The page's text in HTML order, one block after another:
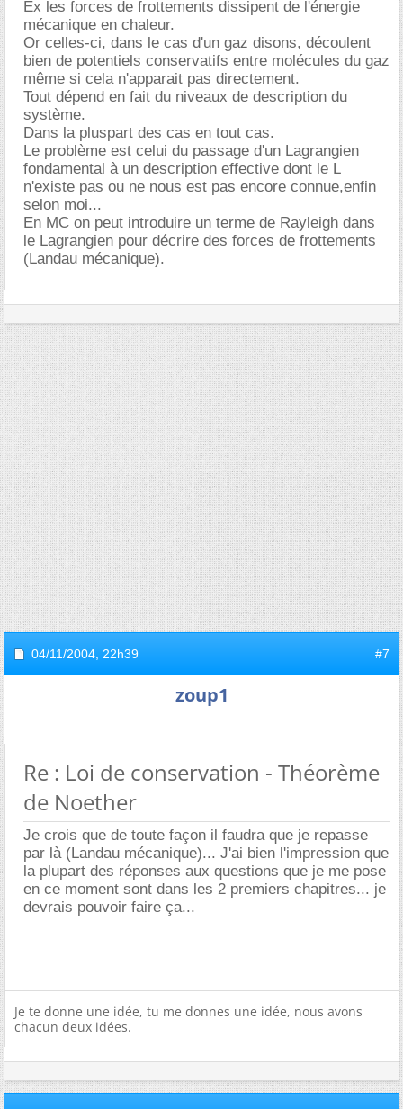
Ex les forces de frottements dissipent de l'énergie
mécanique en chaleur.
Or celles-ci, dans le cas d'un gaz disons, découlent
bien de potentiels conservatifs entre molécules du gaz
même si cela n'apparait pas directement.
Tout dépend en fait du niveaux de description du
système.
Dans la pluspart des cas en tout cas.
Le problème est celui du passage d'un Lagrangien
fondamental à un description effective dont le L
n'existe pas ou ne nous est pas encore connue,enfin
selon moi...
En MC on peut introduire un terme de Rayleigh dans
le Lagrangien pour décrire des forces de frottements
(Landau mécanique).
04/11/2004, 22h39 #7
zoup1
Re : Loi de conservation - Théorème
de Noether
Je crois que de toute façon il faudra que je repasse
par là (Landau mécanique)... J'ai bien l'impression que
la plupart des réponses aux questions que je me pose
en ce moment sont dans les 2 premiers chapitres... je
devrais pouvoir faire ça...
Je te donne une idée, tu me donnes une idée, nous avons
chacun deux idées.